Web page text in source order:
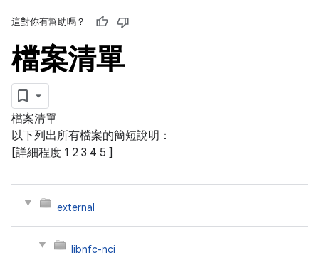
這對你有幫助嗎？
檔案清單
檔案清單
以下列出所有檔案的簡短說明：
[詳細程度 1 2 3 4 5 ]
external
libnfc-nci